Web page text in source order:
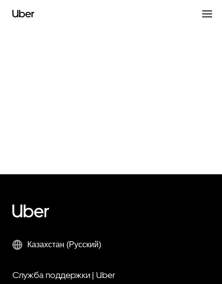
Казахстан (Русский)
Служба поддержки | Uber